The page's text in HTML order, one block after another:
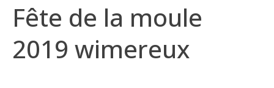
Fête de la moule
2019 wimereux